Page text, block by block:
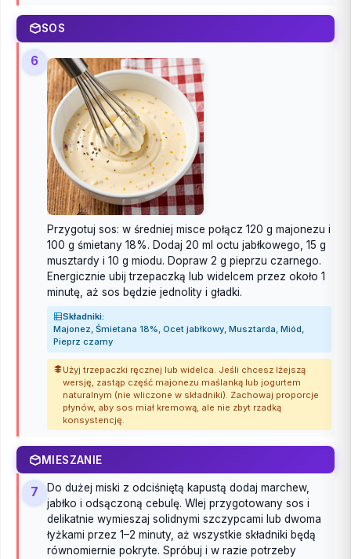
SOS
6
Przygotuj sos: w średniej misce połącz 120 g majonezu i
100 g śmietany 18%. Dodaj 20 ml octu jabłkowego, 15 g
musztardy i 10 g miodu. Dopraw 2 g pieprzu czarnego.
Energicznie ubij trzepaczką lub widelcem przez około 1
minutę, aż sos będzie jednolity i gładki.
Składniki:
Majonez, Śmietana 18%, Ocet jabłkowy, Musztarda, Miód,
Pieprz czarny
Użyj trzepaczki ręcznej lub widelca. Jeśli chcesz lżejszą
wersję, zastąp część majonezu maślanką lub jogurtem
naturalnym (nie wliczone w składniki). Zachowaj proporcje
płynów, aby sos miał kremową, ale nie zbyt rzadką
konsystencję.
MIESZANIE
7
Do dużej miski z odciśniętą kapustą dodaj marchew,
jabłko i odsączoną cebulę. Wlej przygotowany sos i
delikatnie wymieszaj solidnymi szczypcami lub dwoma
łyżkami przez 1–2 minuty, aż wszystkie składniki będą
równomiernie pokryte. Spróbuj i w razie potrzeby